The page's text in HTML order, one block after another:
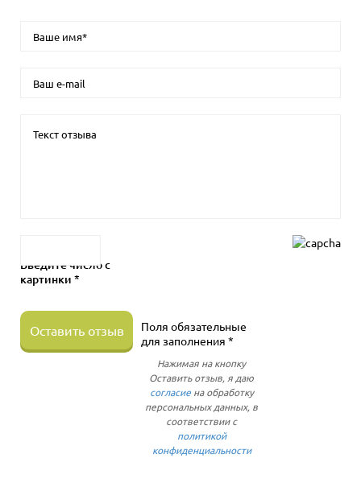
Введите число с
картинки *
Оставить отзыв
Поля обязательные
для заполнения *
Нажимая на кнопку
Оставить отзыв, я даю
согласиена обработку
персональных данных, в
соответствии с
политикой
конфиденциальности